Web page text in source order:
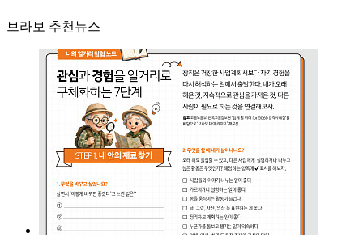
브라보 추천뉴스